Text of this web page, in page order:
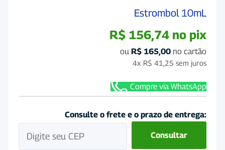
Estrombol 10mL
R$ 156,74 no pix
ou R$ 165,00 no cartão
4x R$ 41,25 sem juros
Compre via WhatsApp
Consulte o frete e o prazo de entrega:
Consultar